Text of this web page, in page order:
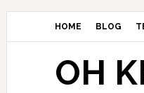
HOME BLOG
OH